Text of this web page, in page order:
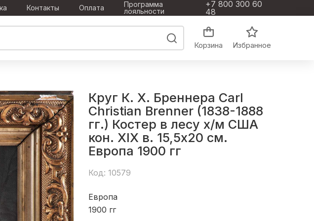
Контакты Оплата
Программа
лояльности
+7 800 300 60
48
Корзина Избранное
Круг К. Х. Бреннера Carl
Christian Brenner (1838-1888
гг.) Костер в лесу х/м США
кон. ХIХ в. 15,5x20 см.
Европа 1900 гг
Код: 10579
Европа
1900 гг